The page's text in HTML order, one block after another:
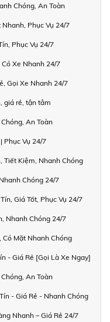
Chóng, An Toàn
Nhanh, Phục Vụ 24/7
Phục Vụ 24/7
Xe Nhanh 24/7
Gọi Xe Nhanh 24/7
giá rẻ, tận tâm
An Toàn
Phục Vụ 24/7
Tiết Kiệm, Nhanh Chóng
Chóng 24/7
Giá Tốt, Phục Vụ 24/7
Nhanh Chóng 24/7
Có Mặt Nhanh Chóng
- Giá Rẻ [Gọi Là Xe Ngay]
An Toàn
- Giá Rẻ - Nhanh Chóng
Nhanh – Giá Rẻ 24/7